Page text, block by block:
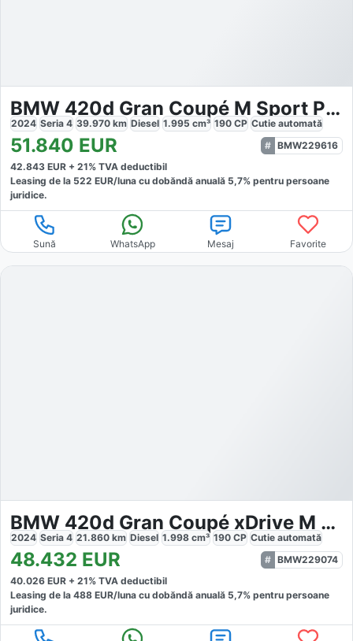
BMW 420d Gran Coupé M Sport Pro
2024 Seria 4 39.970 km Diesel 1.995 cm³ 190 CP Cutie automată
51.840 EUR
BMW229616
42.843 EUR + 21% TVA deductibil
Leasing de la 522 EUR/luna cu dobăndă anuală 5,7% pentru persoane
juridice.
Sună WhatsApp Mesaj Favorite
BMW 420d Gran Coupé xDrive M Sport
2024 Seria 4 21.860 km Diesel 1.998 cm³ 190 CP Cutie automată
48.432 EUR
BMW229074
40.026 EUR + 21% TVA deductibil
Leasing de la 488 EUR/luna cu dobăndă anuală 5,7% pentru persoane
juridice.